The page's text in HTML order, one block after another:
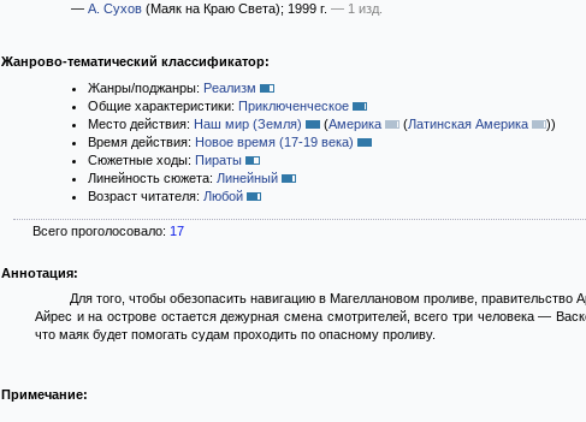
— А. Сухов (Маяк на Краю Света); 1999 г. — 1 изд.
Жанрово-тематический классификатор:
Жанры/поджанры: Реализм
Общие характеристики: Приключенческое
Место действия: Наш мир (Земля) (Америка (Латинская Америка ))
Время действия: Новое время (17-19 века)
Сюжетные ходы: Пираты
Линейность сюжета: Линейный
Возраст читателя: Любой
Всего проголосовало: 17
Аннотация:
Для того, чтобы обезопасить навигацию в Магеллановом проливе,
Айрес и на острове остается дежурная смена смотрителей, всего три человека —
что маяк будет помогать судам проходить по опасному проливу.
Примечание: